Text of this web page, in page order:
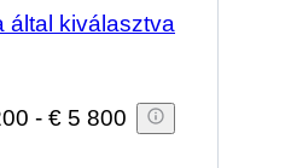
által kiválasztva
- € 5 800